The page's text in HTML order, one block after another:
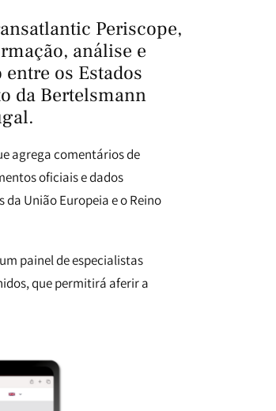
Periscope,
análise e
os Estados
da Bertelsmann
agrega comentários de
oficiais e dados
União Europeia e o Reino
painel de especialistas
que permitirá aferir a